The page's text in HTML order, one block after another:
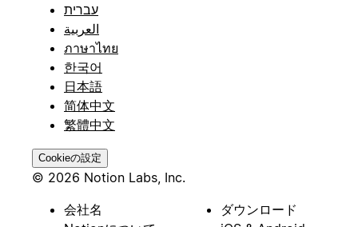
עברית
العربية
ภาษาไทย
한국어
日本語
简体中文
繁體中文
Cookieの設定
© 2026 Notion Labs, Inc.
会社名
ダウンロード